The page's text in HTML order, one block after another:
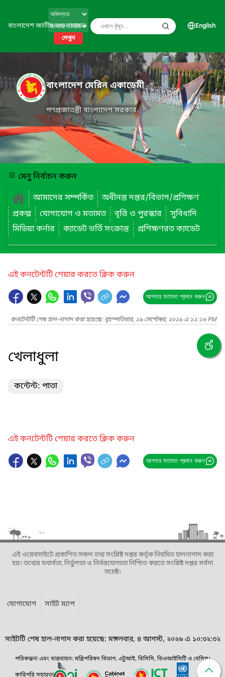
বাংলাদেশ জাতীয় তথ্য বাতায়ন
দেখুন
English
বাংলাদেশ মেরিন একাডেমী
গণপ্রজাতন্ত্রী বাংলাদেশ সরকার
মেনু নির্বাচন করুন
আমাদের সম্পর্কিত
অধীনস্ত দপ্তর/বিভাগ/প্রশিক্ষণ
প্রকল্প
যোগাযোগ ও মতামত বৃত্তি ও পুরস্কার
সুবিধাদি
মিডিয়া কর্নার
ক্যাডেট ভর্তি সংক্রান্ত প্রশিক্ষণরত ক্যাডেট
এই কনটেন্টটি শেয়ার করতে ক্লিক করুন
আপনার মতামত প্রদান করুন
কনটেন্টটি শেষ হাল-নাগাদ করা হয়েছে: বৃহস্পতিবার, ১৯ সেপ্টেম্বর, ২০১৯ এ ১২:১৬ PM
খেলাধুলা
কন্টেন্ট: পাতা
এই কনটেন্টটি শেয়ার করতে ক্লিক করুন
আপনার মতামত প্রদান করুন
এই ওয়েবসাইটে প্রকাশিত সকল তথ্য সংশ্লিষ্ট দপ্তর কর্তৃক নিয়মিত হালনাগাদ করা
হয়। তথ্যের যথার্থতা, নির্ভুলতা ও নির্ভরযোগ্যতা নিশ্চিত করতে সংশ্লিষ্ট দপ্তর সর্বদা
সচেষ্ট।
যোগাযোগ সাইট ম্যাপ
সাইটটি শেষ হাল-নাগাদ করা হয়েছে: মঙ্গলবার, ৪ আগস্ট, ২০২৬ এ ১০:৩২:৩২
পরিকল্পনা এবং বাস্তবায়ন: মন্ত্রিপরিষদ বিভাগ, এটুআই, বিসিসি, ডিওআইসিটি ও বেসিস।
কারিগরি সহায়তা